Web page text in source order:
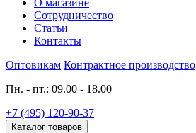
О магазине
Сотрудничество
Статьи
Контакты
Оптовикам Контрактное производство
Пн. - пт.: 09.00 - 18.00
+7 (495) 120-90-37
Каталог товаров